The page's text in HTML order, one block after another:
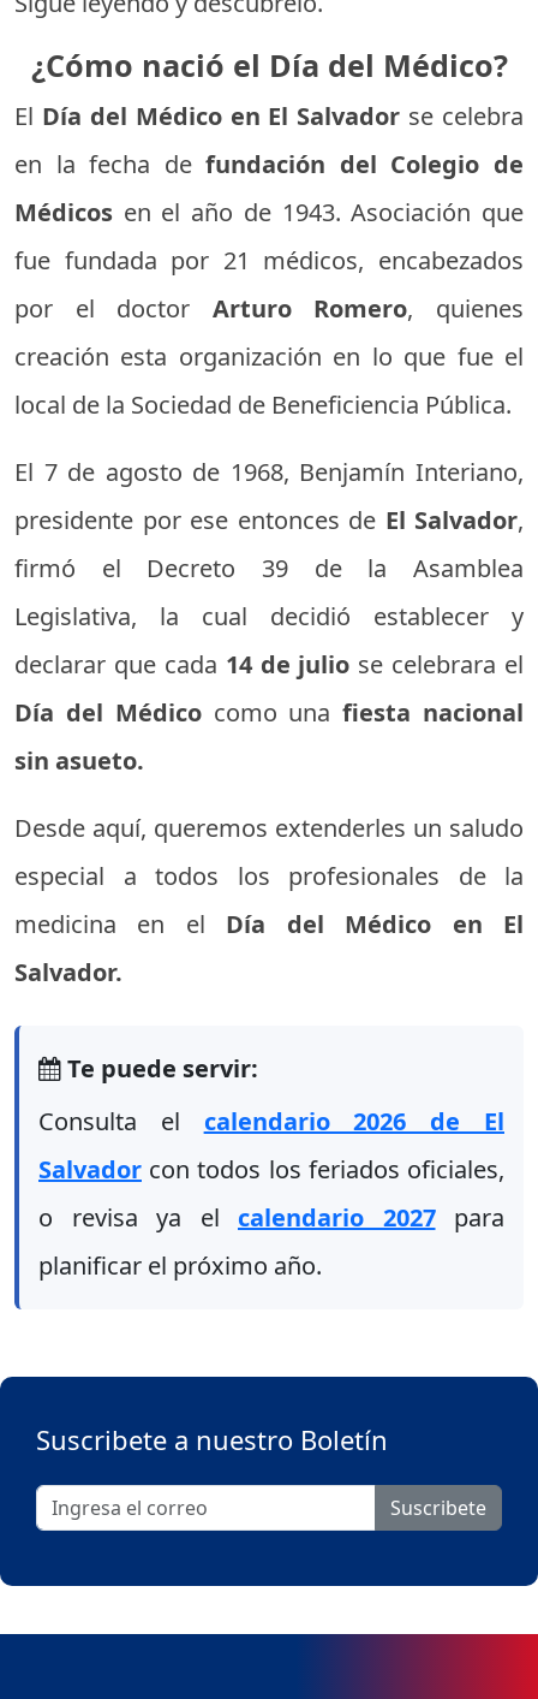
¿Cómo nació el Día del Médico?
El Día del Médico en El Salvador se celebra
en la fecha defundación del Colegio de
Médicos en el año de 1943. Asociación que
fue fundada por 21 médicos, encabezados
por el doctor Arturo Romero, quienes
creación esta organización en lo que fue el
local de la Sociedad de Beneficiencia Pública.
El 7 de agosto de 1968, Benjamín Interiano,
presidente por ese entonces de El Salvador,
firmó el Decreto 39 de la Asamblea
Legislativa, la cual decidió establecer y
declarar que cada 14 de julio se celebrara el
Día del Médicocomo una fiesta nacional
sin asueto.
Desde aquí, queremos extenderles un saludo
especial a todos los profesionales de la
medicina en el Día del Médico en El
Salvador.
Te puede servir:
Consulta el calendario 2026 de El
Salvador con todos los feriados oficiales,
o revisa ya el calendario 2027para
planificar el próximo año.
Suscribete a nuestro Boletín
Suscribete